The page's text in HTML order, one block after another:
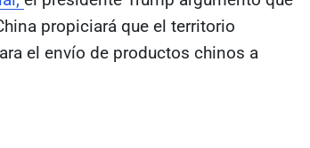
propiciará que el territorio
el envío de productos chinos a